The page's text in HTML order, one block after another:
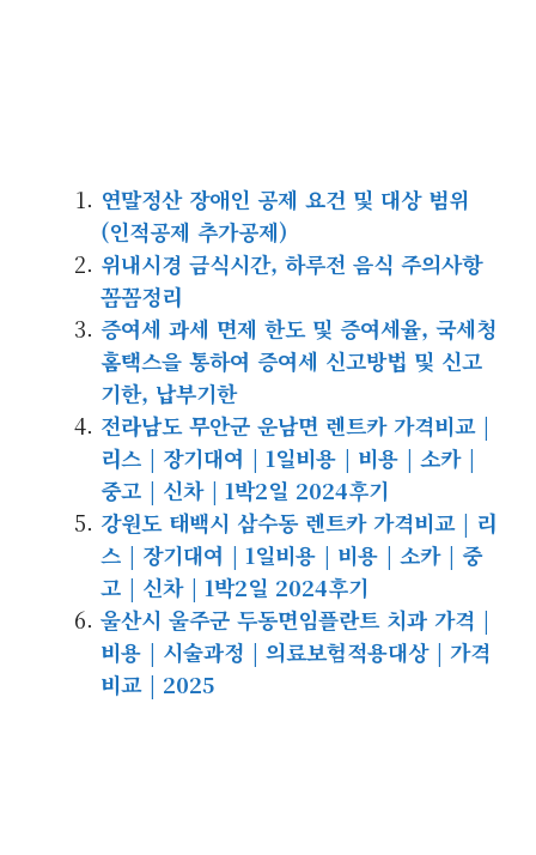
연말정산 장애인 공제 요건 및 대상 범위
(인적공제 추가공제)
위내시경 금식시간, 하루전 음식 주의사항
꼼꼼정리
증여세 과세 면제 한도 및 증여세율, 국세청
홈택스을 통하여 증여세 신고방법 및 신고
기한, 납부기한
전라남도 무안군 운남면 렌트카 가격비교 |
리스 | 장기대여 | 1일비용 | 비용 | 소카 |
중고 | 신차 | 1박2일 2024후기
강원도 태백시 삼수동 렌트카 가격비교 | 리
스 | 장기대여 | 1일비용 | 비용 | 소카 | 중
고 | 신차 | 1박2일 2024후기
울산시 울주군 두동면임플란트 치과 가격 |
비용 | 시술과정 | 의료보험적용대상 | 가격
비교 | 2025